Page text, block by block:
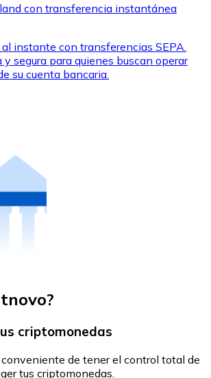
con transferencia instantánea
instante con transferencias SEPA.
segura para quienes buscan operar
su cuenta bancaria.
criptomonedas
conveniente de tener el control total de
tus criptomonedas.